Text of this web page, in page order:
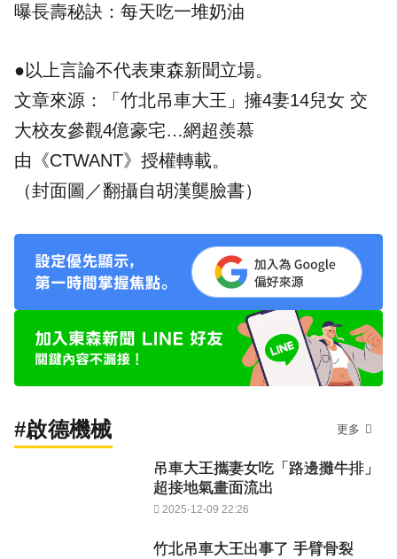
曝長壽秘訣：每天吃一堆奶油
●以上言論不代表東森新聞立場。
文章來源：
「竹北吊車大王」擁4妻14兒女 交
大校友參觀4億豪宅…網超羨慕
由《CTWANT》授權轉載。
（封面圖／翻攝自胡漢龑臉書）
#啟德機械 更多
吊車大王攜妻女吃「路邊攤牛排」
超接地氣畫面流出
2025-12-09 22:26
竹北吊車大王出事了 手臂骨裂